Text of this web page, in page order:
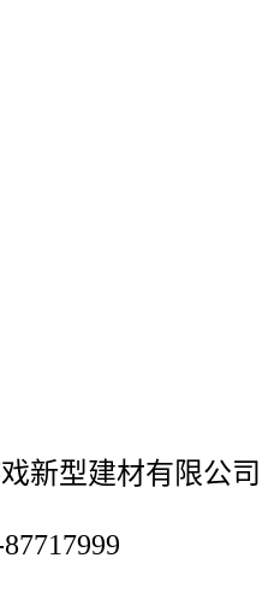
新型建材有限公司